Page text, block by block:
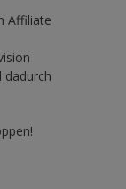
Affiliate
dadurch